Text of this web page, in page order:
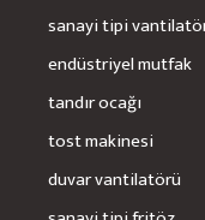
sanayi tipi
endüstriyel mutfak
tandır ocağı
tost makinesi
duvar vantilatörü